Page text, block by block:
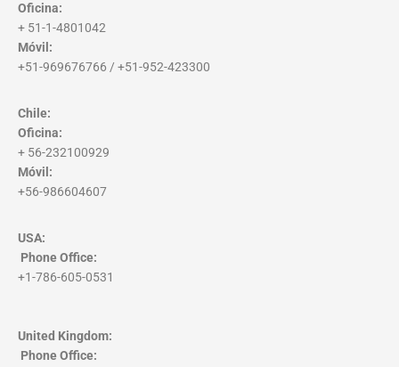
Oficina:
+ 51-1-4801042
Móvil:
+51-969676766 / +51-952-423300
Chile:
Oficina:
+ 56-232100929
Móvil:
+56-986604607
USA:
Phone Office:
+1-786-605-0531
United Kingdom:
Phone Office: